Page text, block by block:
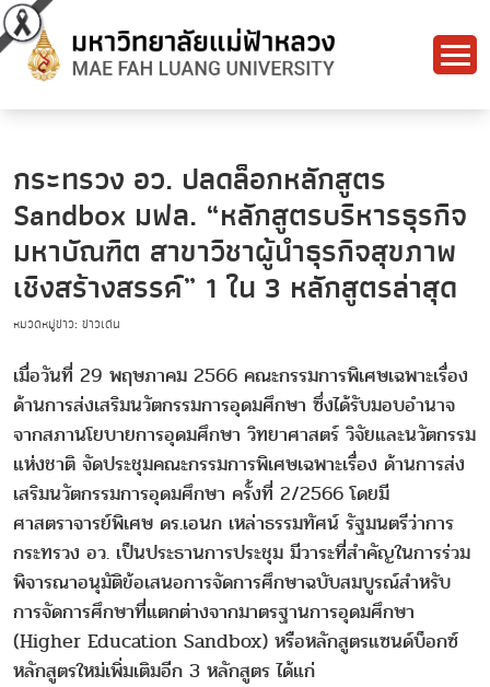
กระทรวง อว. ปลดล็อกหลักสูตร
Sandbox มฟล. “หลักสูตรบริหารธุรกิจ
มหาบัณฑิต สาขาวิชาผู้นำธุรกิจสุขภาพ
เชิงสร้างสรรค์” 1 ใน 3 หลักสูตรล่าสุด
หมวดหมู่ข่าว: ข่าวเด่น
เมื่อวันที่ 29 พฤษภาคม 2566 คณะกรรมการพิเศษเฉพาะเรื่อง
ด้านการส่งเสริมนวัตกรรมการอุดมศึกษา ซึ่งได้รับมอบอำนาจ
จากสภานโยบายการอุดมศึกษา วิทยาศาสตร์ วิจัยและนวัตกรรม
แห่งชาติ จัดประชุมคณะกรรมการพิเศษเฉพาะเรื่อง ด้านการส่ง
เสริมนวัตกรรมการอุดมศึกษา ครั้งที่ 2/2566 โดยมี
ศาสตราจารย์พิเศษ ดร.เอนก เหล่าธรรมทัศน์ รัฐมนตรีว่าการ
กระทรวง อว. เป็นประธานการประชุม มีวาระที่สำคัญในการร่วม
พิจารณาอนุมัติข้อเสนอการจัดการศึกษาฉบับสมบูรณ์สำหรับ
การจัดการศึกษาที่แตกต่างจากมาตรฐานการอุดมศึกษา
(Higher Education Sandbox) หรือหลักสูตรแซนด์บ็อกซ์
หลักสูตรใหม่เพิ่มเติมอีก 3 หลักสูตร ได้แก่